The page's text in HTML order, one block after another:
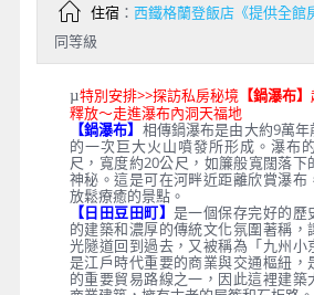
住宿： 西鐵格蘭登飯店《提供全館
同等級
µ特別安排>>探訪私房秘境 【鍋瀑布】
釋放～走進瀑布內洞天福地
【鍋瀑布】 相傳鍋瀑布是由大約9萬
的一次巨大火山噴發所形成。瀑布
尺，寬度約20公尺，如簾般寬闊落下
神秘。這是可在河畔近距離欣賞瀑布
放鬆療癒的景點。
【日田豆田町】是一個保存完好的歷
的建築和濃厚的傳統文化氛圍著稱，
光隧道回到過去，又被稱為「九州小
是江戶時代重要的商業與交通樞紐，
的重要貿易路線之一，因此這裡建築